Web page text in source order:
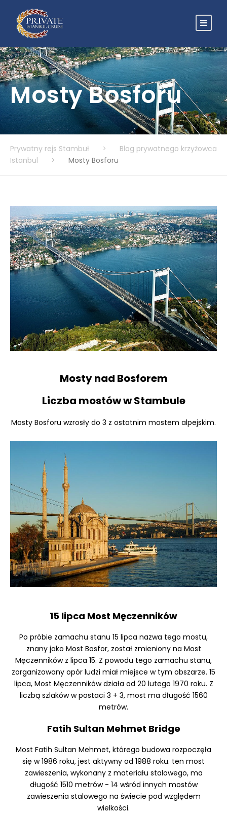
Mosty Bosforu
Prywatny rejs Stambuł >
Blog prywatnego krzyżowca
Istanbul
> Mosty Bosforu
Mosty nad Bosforem
Liczba mostów w Stambule
Mosty Bosforu wzrosły do 3 z ostatnim mostem alpejskim.
15 lipca Most Męczenników
Po próbie zamachu stanu 15 lipca nazwa tego mostu,
znany jako Most Bosfor, został zmieniony na Most
Męczenników z lipca 15. Z powodu tego zamachu stanu,
zorganizowany opór ludzi miał miejsce w tym obszarze. 15
lipca, Most Męczenników działa od 20 lutego 1970 roku. Z
liczbą szlaków w postaci 3 + 3, most ma długość 1560
metrów.
Fatih Sultan Mehmet Bridge
Most Fatih Sultan Mehmet, którego budowa rozpoczęła
się w 1986 roku, jest aktywny od 1988 roku. ten most
zawieszenia, wykonany z materiału stalowego, ma
długość 1510 metrów - 14 wśród innych mostów
zawieszenia stalowego na świecie pod względem
wielkości.